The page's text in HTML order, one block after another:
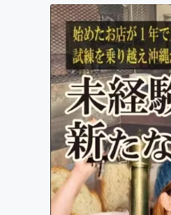
アー
テクノ
映像・
ビジネ
まち